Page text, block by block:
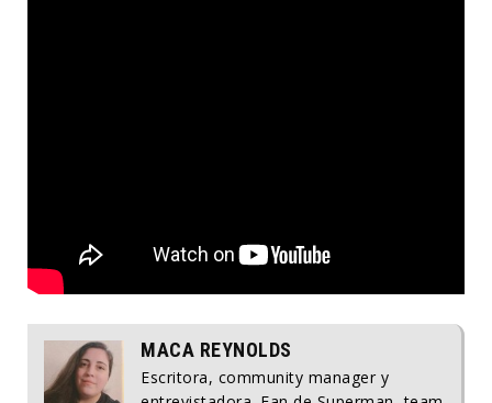
MACA REYNOLDS
Escritora, community manager y